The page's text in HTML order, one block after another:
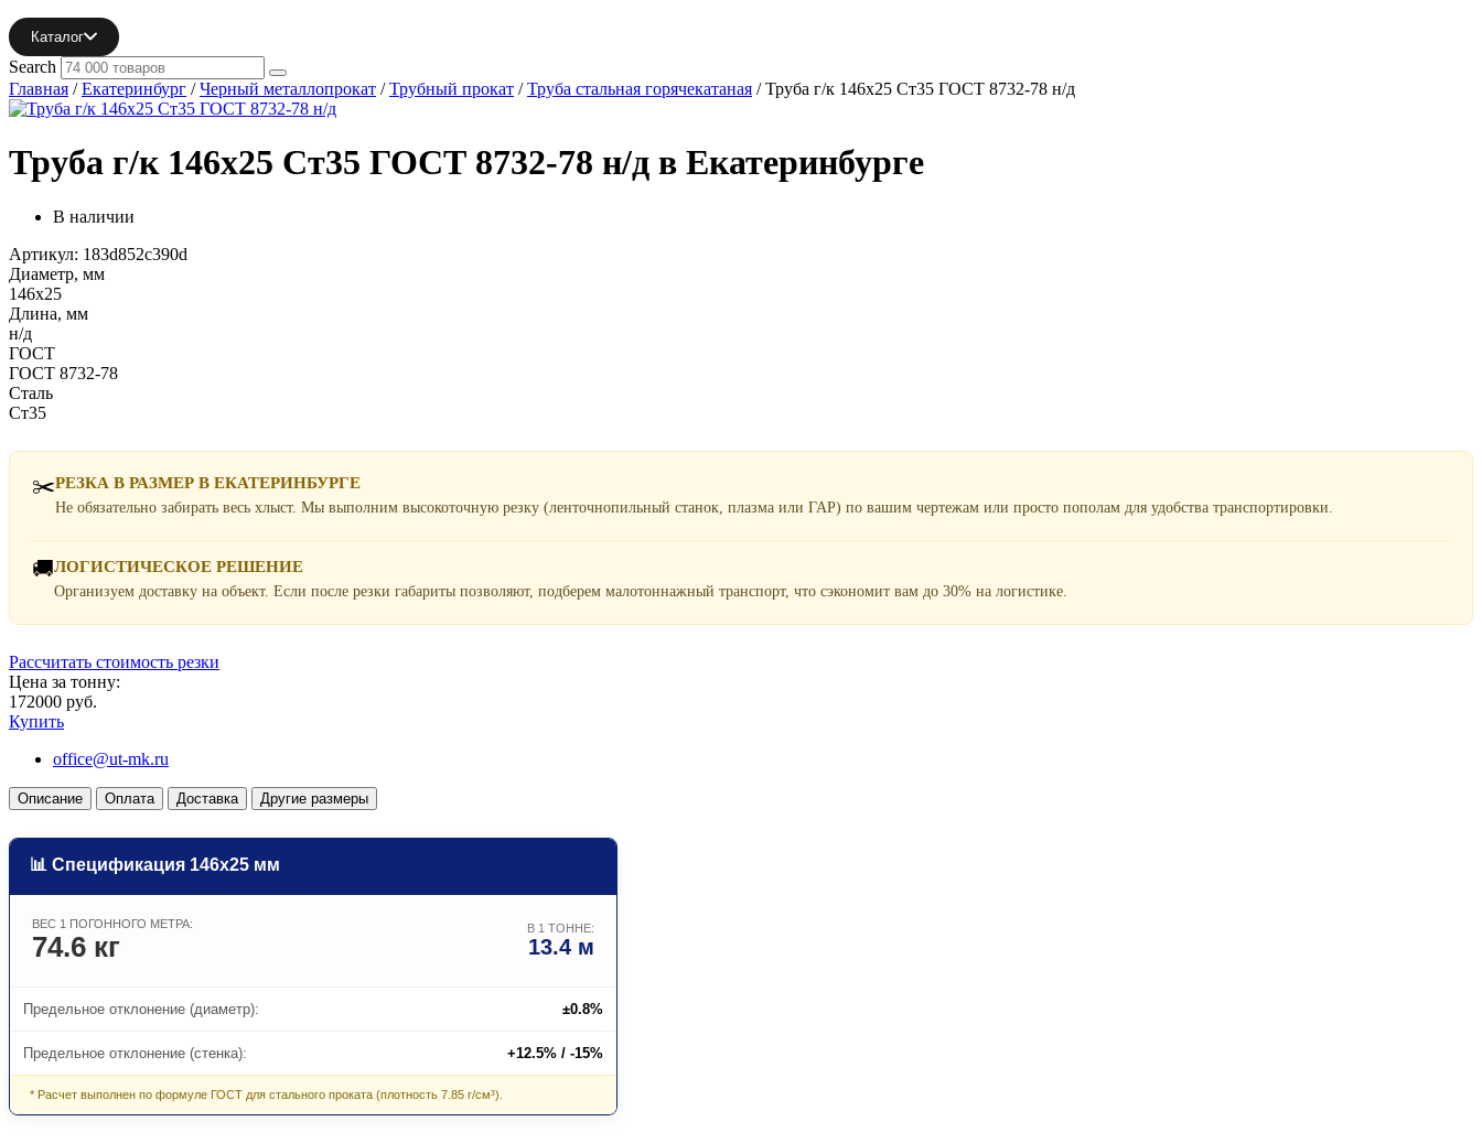
Каталог
Search
Главная /Екатеринбург /Черный металлопрокат /Трубный прокат /Труба стальная горячекатаная / Труба г/к 146х25 Ст35 ГОСТ 8732-78 н/д
Труба г/к 146х25 Ст35 ГОСТ 8732-78 н/д в Екатеринбурге
В наличии
Артикул: 183d852c390d
Диаметр, мм
146х25
Длина, мм
н/д
ГОСТ
ГОСТ 8732-78
Сталь
Ст35
✂️РЕЗКА В РАЗМЕР В ЕКАТЕРИНБУРГЕ
Не обязательно забирать весь хлыст. Мы выполним высокоточную резку (ленточнопильный станок, плазма или ГАР) по вашим чертежам или просто пополам для удобства транспортировки.
🚚ЛОГИСТИЧЕСКОЕ РЕШЕНИЕ
Организуем доставку на объект. Если после резки габариты позволяют, подберем малотоннажный транспорт, что сэкономит вам до 30% на логистике.
Рассчитать стоимость резки
Цена за тонну:
172000 руб.
Купить
office@ut-mk.ru
Описание Оплата Доставка Другие размеры
📊 Спецификация 146х25 мм
ВЕС 1 ПОГОННОГО МЕТРА:
74.6 кг
В 1 ТОННЕ:
13.4 м
Предельное отклонение (диаметр): ±0.8%
Предельное отклонение (стенка): +12.5% / -15%
* Расчет выполнен по формуле ГОСТ для стального проката (плотность 7.85 г/см³).